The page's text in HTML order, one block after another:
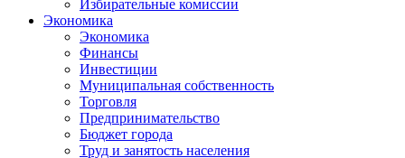
Избирательные комиссии
Экономика
Экономика
Финансы
Инвестиции
Муниципальная собственность
Торговля
Предпринимательство
Бюджет города
Труд и занятость населения